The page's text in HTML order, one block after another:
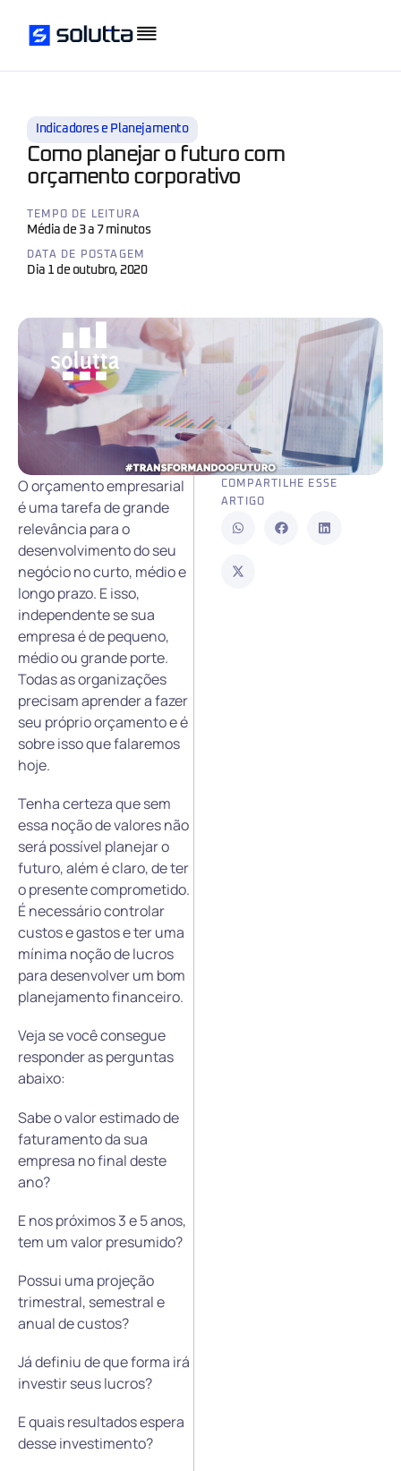
Indicadores e Planejamento
Como planejar o futuro com
orçamento corporativo
TEMPO DE LEITURA
Média de 3 a 7 minutos
DATA DE POSTAGEM
Dia 1 de outubro, 2020
O orçamento empresarial
é uma tarefa de grande
relevância para o
desenvolvimento do seu
negócio no curto, médio e
longo prazo. E isso,
independente se sua
empresa é de pequeno,
médio ou grande porte.
Todas as organizações
precisam aprender a fazer
seu próprio orçamento e é
sobre isso que falaremos
hoje.
Tenha certeza que sem
essa noção de valores não
será possível planejar o
futuro, além é claro, de ter
o presente comprometido.
É necessário controlar
custos e gastos e ter uma
mínima noção de lucros
para desenvolver um bom
planejamento financeiro.
Veja se você consegue
responder as perguntas
abaixo:
Sabe o valor estimado de
faturamento da sua
empresa no final deste
ano?
E nos próximos 3 e 5 anos,
tem um valor presumido?
Possui uma projeção
trimestral, semestral e
anual de custos?
Já definiu de que forma irá
investir seus lucros?
E quais resultados espera
desse investimento?
COMPARTILHE ESSE
ARTIGO